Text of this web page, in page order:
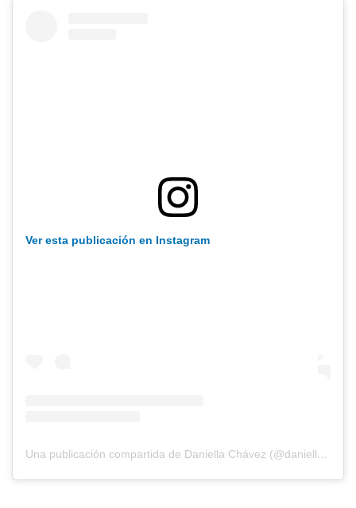
Ver esta publicación en Instagram
Una publicación compartida de Daniella Chávez (@daniellachavezofficial)